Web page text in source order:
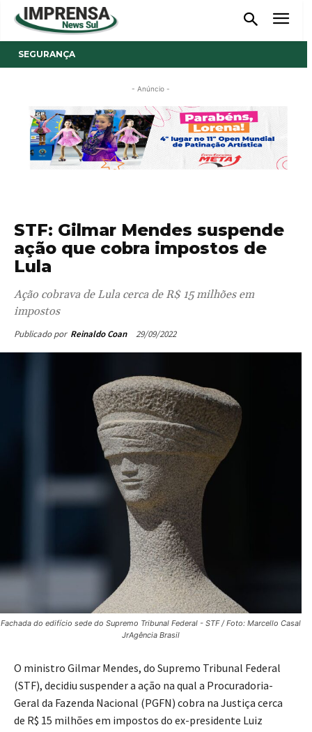
SEGURANÇA
- Anúncio -
STF: Gilmar Mendes suspende
ação que cobra impostos de
Lula
Ação cobrava de Lula cerca de R$ 15 milhões em
impostos
Publicado por Reinaldo Coan 29/09/2022
Fachada do edifício sede do Supremo Tribunal Federal - STF / Foto: Marcello Casal
JrAgência Brasil
O ministro Gilmar Mendes, do Supremo Tribunal Federal
(STF), decidiu suspender a ação na qual a Procuradoria-
Geral da Fazenda Nacional (PGFN) cobra na Justiça cerca
de R$ 15 milhões em impostos do ex-presidente Luiz